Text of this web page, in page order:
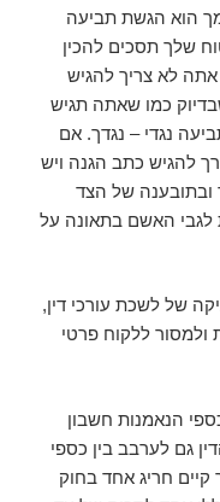
הוא הגשת תביעה
שלך תסכים להכין
לא צריך להגיש
כמו שאתה תגיש
נגדי – נגדך. אם
להגיש כתב הגנה ויש
ובתובענה של הצד
לגבי האשם בתאונה על
של לשכת עורכי דין,
ולמסור ללקוח פרטי
הנאמנות חשבון
גם לערבב בין כספי
חריג אחד בחוק